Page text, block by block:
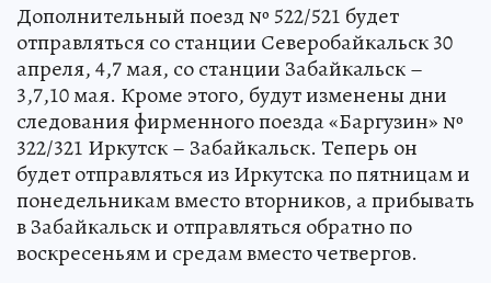
Дополнительный поезд № 522/521 будет
отправляться со станции Северобайкальск 30
апреля, 4,7 мая, со станции Забайкальск –
3,7,10 мая. Кроме этого, будут изменены дни
следования фирменного поезда «Баргузин» №
322/321 Иркутск – Забайкальск. Теперь он
будет отправляться из Иркутска по пятницам и
понедельникам вместо вторников, а прибывать
в Забайкальск и отправляться обратно по
воскресеньям и средам вместо четвергов.